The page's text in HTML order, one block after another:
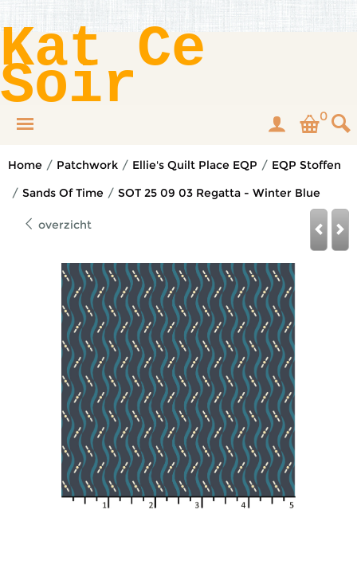
Kat Ce
Soir 0
Home / Patchwork / Ellie's Quilt Place EQP / EQP Stoffen
/ Sands Of Time / SOT 25 09 03 Regatta - Winter Blue
overzicht